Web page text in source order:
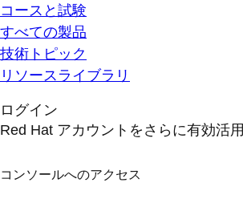
コースと試験
すべての製品
技術トピック
リソースライブラリ
ログイン
Red Hat アカウントをさらに有効活用
コンソールへのアクセス